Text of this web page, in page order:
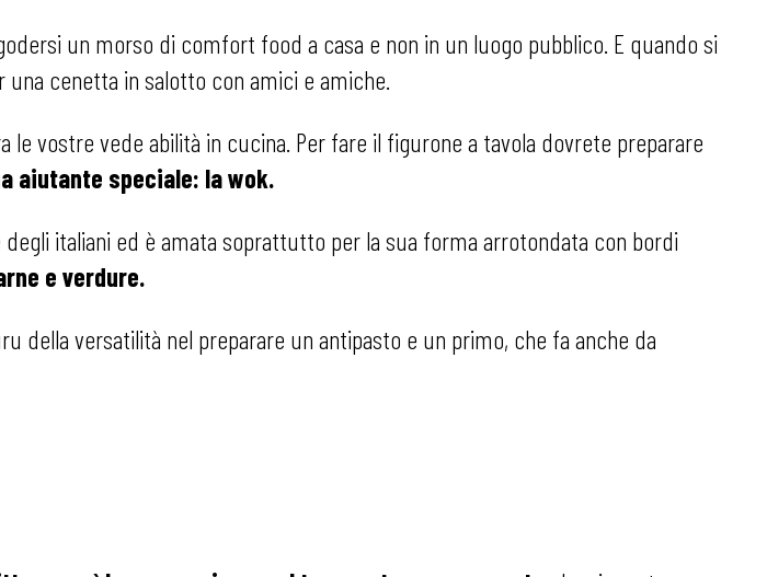
un morso di comfort food a casa e non in un luogo pubblico. E quando si
cenetta in salotto con amici e amiche.
vostre vede abilità in cucina. Per fare il figurone a tavola dovrete preparare
aiutante speciale: la wok.
italiani ed è amata soprattutto per la sua forma arrotondata con bordi
e verdure.
della versatilità nel preparare un antipasto e un primo, che fa anche da